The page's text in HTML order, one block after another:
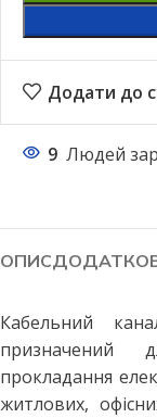
Додати до
9 Людей
ОПИС
Кабельний
призначений
прокладання
житлових,